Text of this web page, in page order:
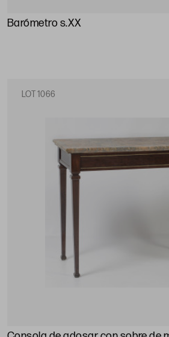
Barómetro s.XX
LOT 1066